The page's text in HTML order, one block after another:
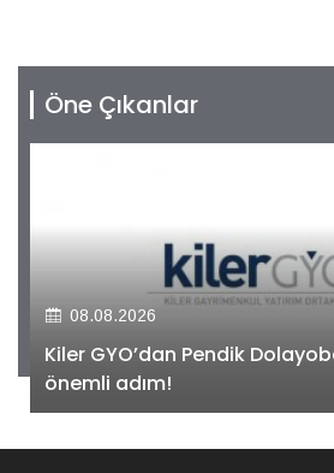
Öne Çıkanlar
08.08.2026
Kiler GYO’dan Pendik
önemli adım!